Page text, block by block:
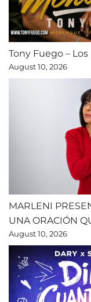
Tony Fuego –
August 10, 2026
MARLENI
UNA ORACIÓN
August 10, 2026